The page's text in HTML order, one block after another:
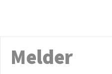
Melder